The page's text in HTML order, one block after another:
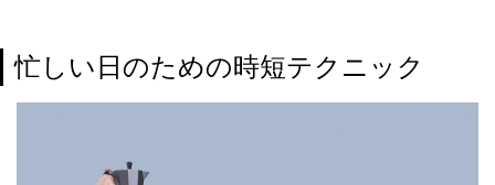
忙しい日のための時短テクニック